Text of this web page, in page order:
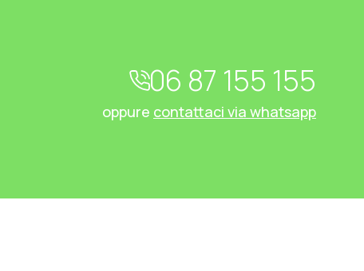
06 87 155 155
oppure contattaci via whatsapp